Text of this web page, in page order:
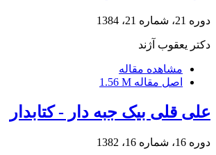
دوره 21، شماره 21، 1384
دکتر یعقوب آژند
مشاهده مقاله
اصل مقاله 1.56 M
علی قلی بیک جبه دار - کتابدار
دوره 16، شماره 16، 1382